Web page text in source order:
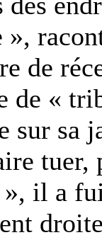
de
de «
sur sa
tuer,
il a